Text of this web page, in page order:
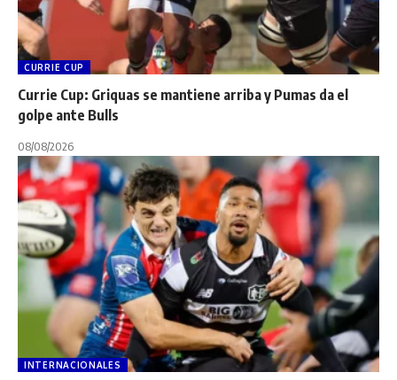
CURRIE CUP
Currie Cup: Griquas se mantiene arriba y Pumas da el
golpe ante Bulls
08/08/2026
INTERNACIONALES